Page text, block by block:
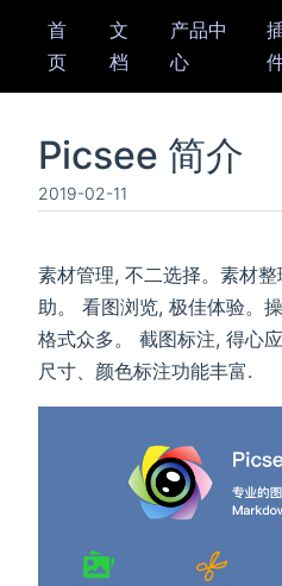
首
页
文
档
产品中
心
Picsee 简介
2019-02-11
素材管理, 不二选择。素材
助。 看图浏览, 极佳体验。
格式众多。 截图标注, 得心
尺寸、颜色标注功能丰富.